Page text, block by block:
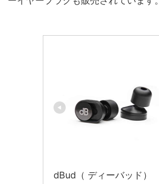
dBud（ ディーバッド）